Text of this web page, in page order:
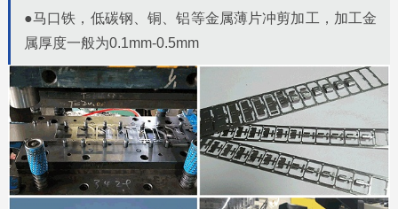
●马口铁，低碳钢、铜、铝等金属薄片冲剪加工，加工金
属厚度一般为0.1mm-0.5mm